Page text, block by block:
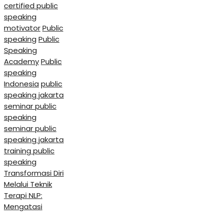
certified public
speaking
motivatorPublic
speaking Public
Speaking
AcademyPublic
speaking
Indonesia public
speaking jakarta
seminar public
speaking
seminar public
speaking jakarta
training public
speaking
Transformasi Diri
Melalui Teknik
Terapi NLP:
Mengatasi